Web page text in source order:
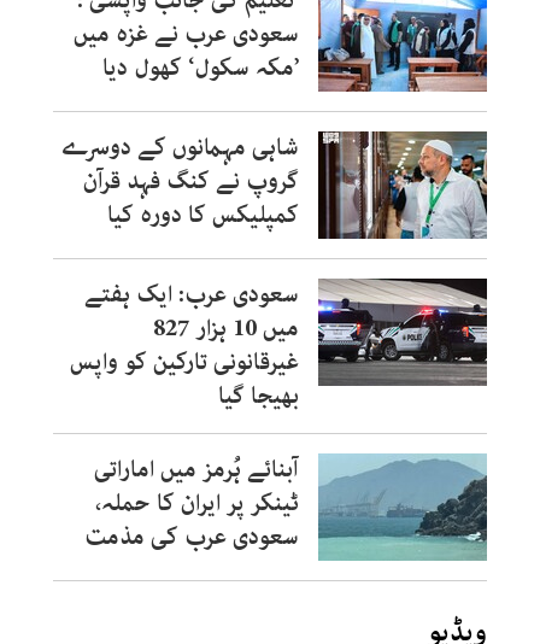
سعودی عرب نے غزہ میں
’مکہ سکول‘ کھول دیا
شاہی مہمانوں کے دوسرے
گروپ نے کنگ فہد قرآن
کمپلیکس کا دورہ کیا
سعودی عرب: ایک ہفتے
میں 10 ہزار 827
غیرقانونی تارکین کو واپس
بھیجا گیا
آبنائے ہُرمز میں اماراتی
ٹینکر پر ایران کا حملہ،
سعودی عرب کی مذمت
ویڈیو